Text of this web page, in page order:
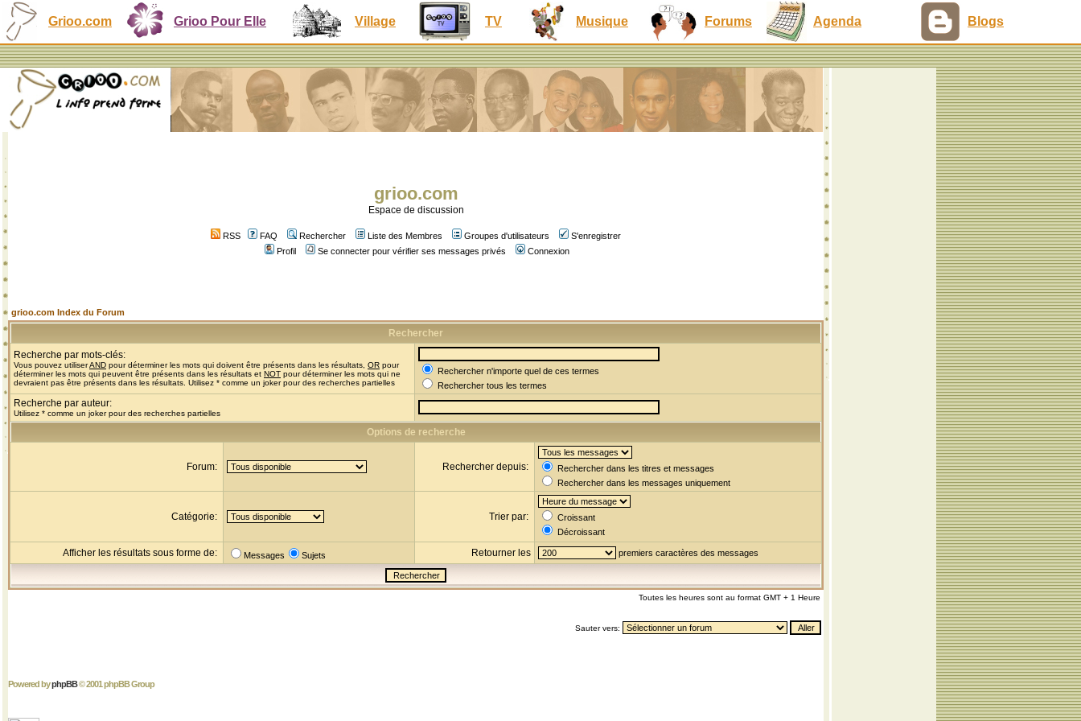
Grioo.com Grioo Pour Elle Village TV Musique Forums Agenda Blogs
grioo.com
Espace de discussion
RSS FAQ Rechercher Liste des Membres Groupes d'utilisateurs
S'enregistrer
Profil
Se connecter pour vérifier ses messages privés Connexion
grioo.com Index du Forum
Rechercher
Recherche par mots-clés:
Vous pouvez utiliserAND pour déterminer les mots qui doivent être présents dans les résultats, OR pour
déterminer les mots qui peuvent être présents dans les résultats et NOT pour déterminer les mots qui ne
devraient pas être présents dans les résultats. Utilisez * comme un joker pour des recherches partielles
Rechercher n'importe quel de ces termes
Rechercher tous les termes
Recherche par auteur:
Utilisez * comme un joker pour des recherches partielles
Options de recherche
Forum: Rechercher depuis:
Rechercher dans les titres et messages
Rechercher dans les messages uniquement
Catégorie: Trier par:
Croissant
Décroissant
Afficher les résultats sous forme de: Messages Sujets Retourner les premiers caractères des messages
Toutes les heures sont au format GMT + 1 Heure
Sauter vers:
Powered byphpBB© 2001 phpBB Group